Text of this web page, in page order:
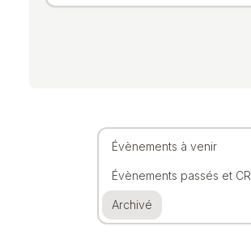
Évènements à venir
Évènements passés et CR
Archivé